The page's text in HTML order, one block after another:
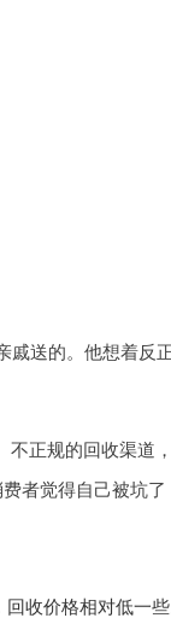
送的。他想着
正规的回收渠道
者觉得自己被坑
收价格相对低一